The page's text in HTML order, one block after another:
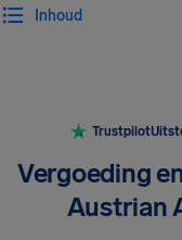
Inhoud
Trustpilot
Vergoeding
Austrian